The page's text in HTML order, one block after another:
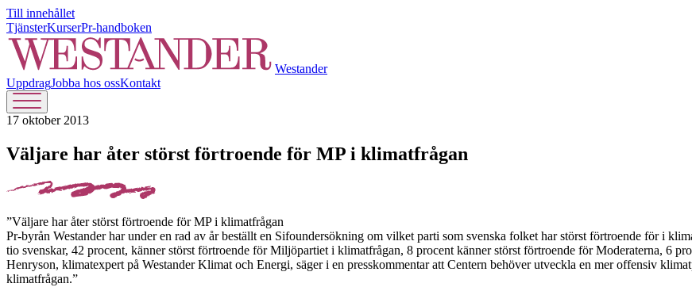
Till innehållet
TjänsterKurserPr-handboken
Westander
UppdragJobba hos ossKontakt
17 oktober 2013
Väljare har åter störst förtroende för MP i klimatfrågan
”Väljare har åter störst förtroende för MP i klimatfrågan
Pr-byrån Westander har under en rad av år beställt en Sifoundersökning om vilket parti som svenska folket har störst förtroende för i
tio svenskar, 42 procent, känner störst förtroende för Miljöpartiet i klimatfrågan, 8 procent känner störst förtroende för Moderaterna, 6
Henryson, klimatexpert på Westander Klimat och Energi, säger i en presskommentar att Centern behöver utveckla en mer offensiv
klimatfrågan.”